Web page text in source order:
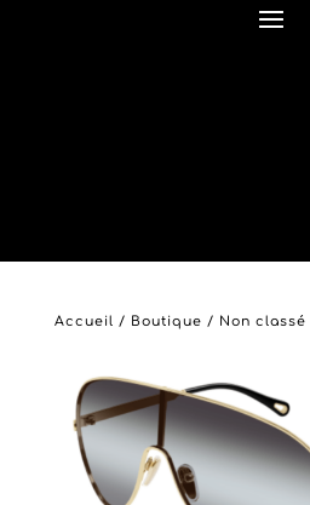
Accueil / Boutique / Non classé